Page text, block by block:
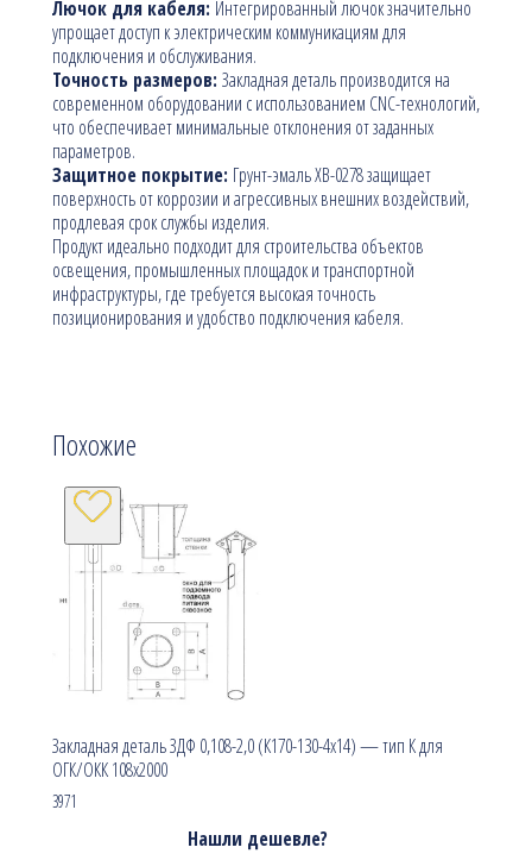
Лючок для кабеля: Интегрированный лючок значительно
упрощает доступ к электрическим коммуникациям для
подключения и обслуживания.
Точность размеров: Закладная деталь производится на
современном оборудовании с использованием CNC-технологий,
что обеспечивает минимальные отклонения от заданных
параметров.
Защитное покрытие: Грунт-эмаль ХВ-0278 защищает
поверхность от коррозии и агрессивных внешних воздействий,
продлевая срок службы изделия.
Продукт идеально подходит для строительства объектов
освещения, промышленных площадок и транспортной
инфраструктуры, где требуется высокая точность
позиционирования и удобство подключения кабеля.
Похожие
Закладная деталь ЗДФ 0,108-2,0 (К170-130-4х14) — тип К для
ОГК/ОКК 108х2000
3971
Нашли дешевле?